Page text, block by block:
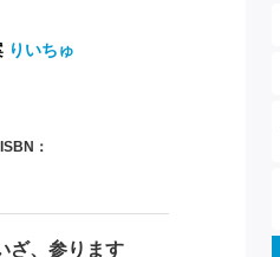
りいちゅ
ISBN：
ざ、参ります